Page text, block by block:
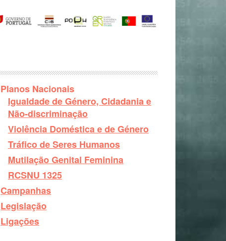
Planos Nacionais
Igualdade de Género, Cidadania e
Não-discriminação
Violência Doméstica e de Género
Tráfico de Seres Humanos
Mutilação Genital Feminina
RCSNU 1325
Campanhas
Legislação
Ligações